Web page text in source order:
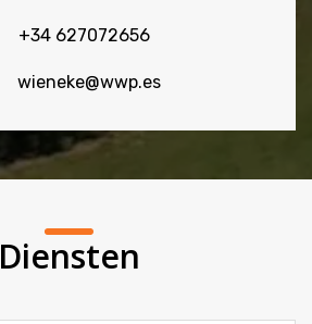
+34 627072656
wieneke@wwp.es
Diensten